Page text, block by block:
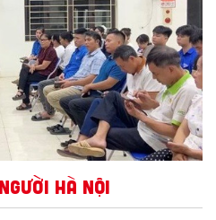
toàn diện lực lượng công dân
trên địa bàn thành phố.
Hà Nội